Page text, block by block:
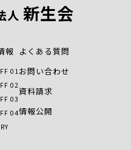
人 新生会
報
01
02
03
04
よくある質問
お問い合わせ
資料請求
情報公開